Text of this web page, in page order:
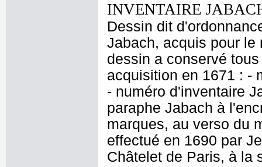
INVENTAIRE
Dessin dit
Jabach, acquis pour le
dessin a conservé
acquisition en 1671 : -
- numéro d'inventaire
paraphe Jabach à
marques, au verso du
effectué en 1690 par
Châtelet de Paris, à la